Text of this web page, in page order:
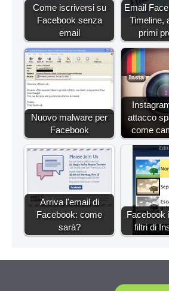
Come iscriversi su
Facebook senza
email
Email
Timeline,
primi
Nuovo malware per
Facebook
attacco
come
Arriva l'email di
Facebook: come
sarà?
Facebook
filtri di